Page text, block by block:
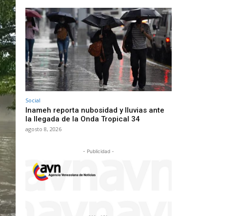
Social
Inameh reporta nubosidad y lluvias ante
la llegada de la Onda Tropical 34
agosto 8, 2026
- Publicidad -